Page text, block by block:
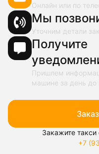
Онлайн или по
Мы
Уточним детали
Получите
Пришлем
машине за день до
Закажите такси
+7